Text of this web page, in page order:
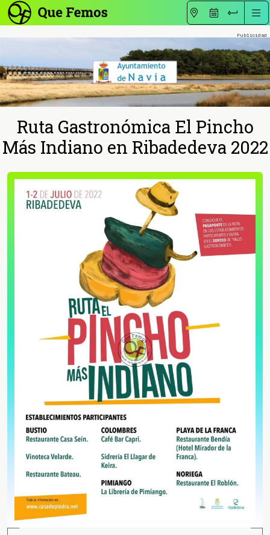
Ruta Gastronómica El Pincho
Más Indiano en Ribadedeva 2022